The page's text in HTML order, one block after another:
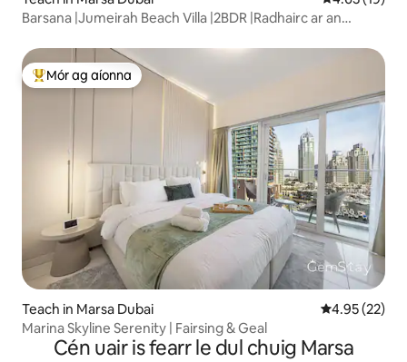
Barsana |Jumeirah Beach Villa |2BDR |Radhairc ar an
An-mhór ag aíonna
Mór ag aíonna
Teach in Marsa Dubai Meánrátáil
4.95 (22)
Marina Skyline Serenity | Fairsing & Geal
Cén uair is fearr le dul chuig Marsa